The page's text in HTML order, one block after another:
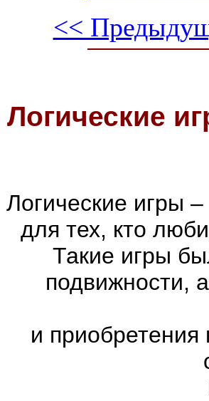
<<
Логические
Логические игры
для тех, кто
Такие игры
подвижности,
и